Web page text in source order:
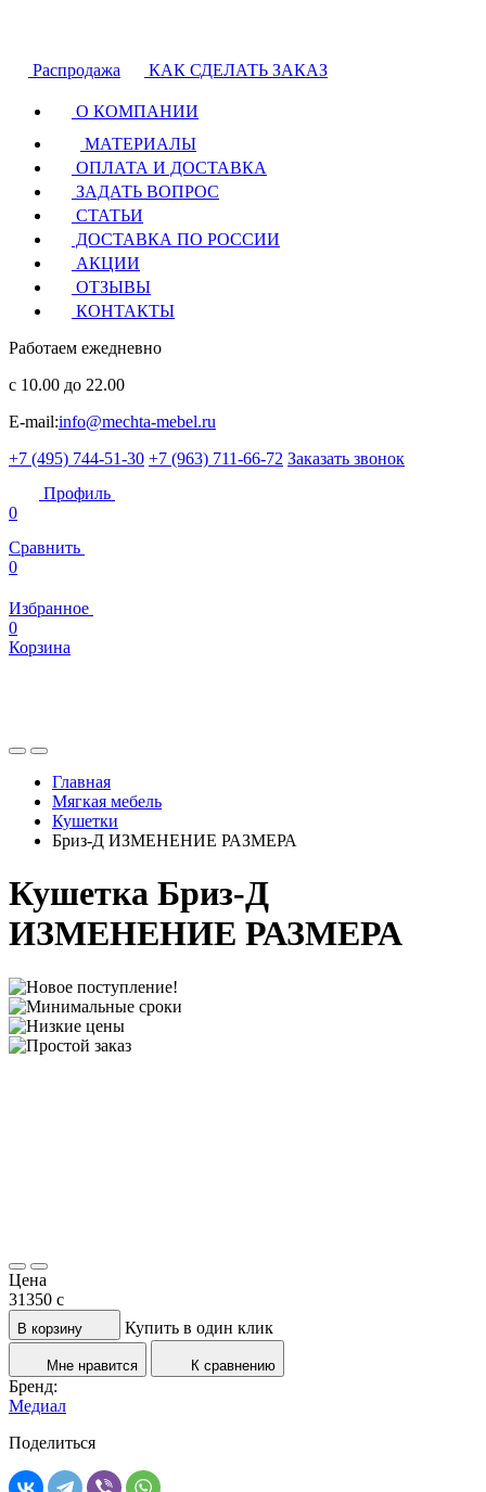
Распродажа КАК СДЕЛАТЬ ЗАКАЗ
О КОМПАНИИ
МАТЕРИАЛЫ
ОПЛАТА И ДОСТАВКА
ЗАДАТЬ ВОПРОС
СТАТЬИ
ДОСТАВКА ПО РОССИИ
АКЦИИ
ОТЗЫВЫ
КОНТАКТЫ
Работаем ежедневно
с 10.00 до 22.00
E-mail:info@mechta-mebel.ru
+7 (495) 744-51-30 +7 (963) 711-66-72 Заказать звонок
Профиль
0
Сравнить
0
Избранное
0
Корзина
Главная
Мягкая мебель
Кушетки
Бриз-Д ИЗМЕНЕНИЕ РАЗМЕРА
Кушетка Бриз-Д
ИЗМЕНЕНИЕ РАЗМЕРА
Цена
31350 c
В корзину Купить в один клик
Мне нравится К сравнению
Бренд:
Медиал
Поделиться